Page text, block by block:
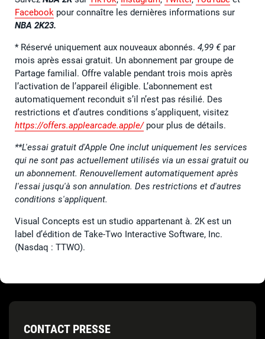
Facebook pour connaître les dernières informations sur
NBA 2K23.
* Réservé uniquement aux nouveaux abonnés. 4,99 € par
mois après essai gratuit. Un abonnement par groupe de
Partage familial. Offre valable pendant trois mois après
l’activation de l’appareil éligible. L’abonnement est
automatiquement reconduit s’il n’est pas résilié. Des
restrictions et d’autres conditions s’appliquent, visitez
https://offers.applearcade.apple/pour plus de détails.
**L'essai gratuit d'Apple One inclut uniquement les services
qui ne sont pas actuellement utilisés via un essai gratuit ou
un abonnement. Renouvellement automatiquement après
l'essai jusqu'à son annulation. Des restrictions et d'autres
conditions s'appliquent.
Visual Concepts est un studio appartenant à. 2K est un
label d’édition de Take-Two Interactive Software, Inc.
(Nasdaq : TTWO).
CONTACT PRESSE